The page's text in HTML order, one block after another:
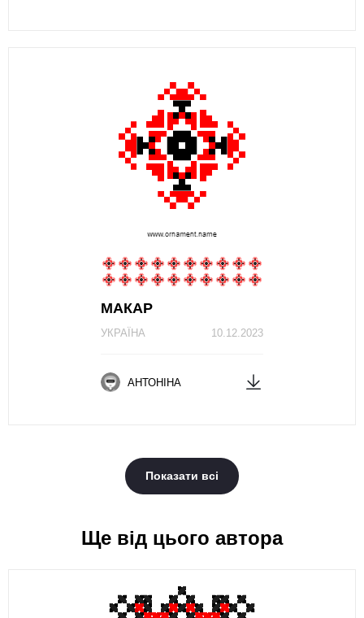
МАКАР
10.12.2023
УКРАЇНА
АНТОНІНА
Показати всі
Ще від цього автора